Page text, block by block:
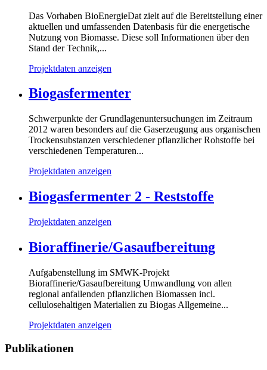
Das Vorhaben BioEnergieDat zielt auf die Bereitstellung einer
aktuellen und umfassenden Datenbasis für die energetische
Nutzung von Biomasse. Diese soll Informationen über den
Stand der Technik,...
Projektdaten anzeigen
Biogasfermenter
Schwerpunkte der Grundlagenuntersuchungen im Zeitraum
2012 waren besonders auf die Gaserzeugung aus organischen
Trockensubstanzen verschiedener pflanzlicher Rohstoffe bei
verschiedenen Temperaturen...
Projektdaten anzeigen
Biogasfermenter 2 - Reststoffe
Projektdaten anzeigen
Bioraffinerie/Gasaufbereitung
Aufgabenstellung im SMWK-Projekt
Bioraffinerie/Gasaufbereitung Umwandlung von allen
regional anfallenden pflanzlichen Biomassen incl.
cellulosehaltigen Materialien zu Biogas Allgemeine...
Projektdaten anzeigen
Publikationen